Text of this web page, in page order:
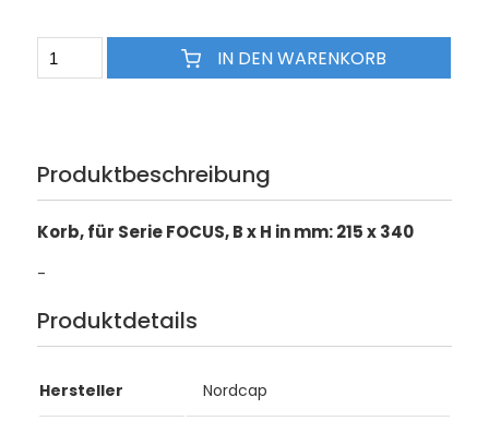
IN DEN WARENKORB
Produktbeschreibung
Korb, für Serie FOCUS, B x H in mm: 215 x 340
-
Produktdetails
Hersteller Nordcap